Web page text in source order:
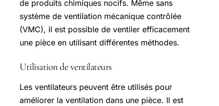
de produits chimiques nocifs. Même sans
système de ventilation mécanique contrôlée
(VMC), il est possible de ventiler efficacement
une pièce en utilisant différentes méthodes.
Utilisation de ventilateurs
Les ventilateurs peuvent être utilisés pour
améliorer la ventilation dans une pièce. Il est